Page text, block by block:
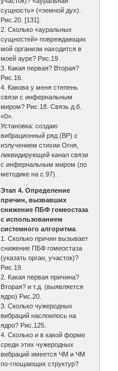
сущность» («земной дух).
Рис.20. [131].
2. Сколько «ауральных
сущностей» повреждающих
мой организм находится в
моей ауре? Рис.19
3. Какая первая? Вторая?
Рис.16.
4. Какова у меня степень
связи с инфернальным
миром? Рис.18. Связь д.б.
«0».
Установка: создаю
вибрационный ряд (ВР) с
излучением стихии Огня,
ликвидирующей канал связи
с инфернальным миром (по
методике на с.97).
Этап 4. Определение
причин, вызвавших
снижение ПБФ гомеостаза
с использованием
системного алгоритма
1. Сколько причин вызывает
снижение ПБФ гомеостаза
(указать орган, участок)?
Рис.19.
2. Какая первая причина?
Вторая? и т.д. (выявляется
ядро) Рис.20.
3. Сколько чужеродных
вибраций наслоилось на
ядро? Рис.125.
4. Сколько и в какой форме
среди этих чужеродных
вибраций имеется ЧМ и ЧМ
по-глощающих структур?